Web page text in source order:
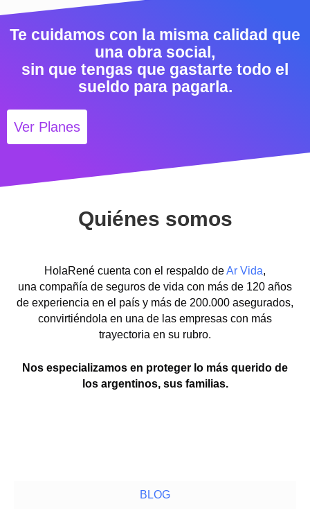
Te cuidamos con la misma calidad que
una obra social,
sin que tengas que gastarte todo el
sueldo para pagarla.
Ver Planes
Quiénes somos
HolaRené cuenta con el respaldo deAr Vida,
una compañía de seguros de vida con más de 120 años
de experiencia en el país y más de 200.000 asegurados,
convirtiéndola en una de las empresas con más
trayectoria en su rubro.
Nos especializamos en proteger lo más querido de
los argentinos, sus familias.
BLOG